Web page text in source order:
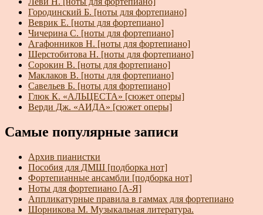
Городинский Б. [ноты для фортепиано]
Веврик Е. [ноты для фортепиано]
Чичерина С. [ноты для фортепиано]
Агафонников Н. [ноты для фортепиано]
Шерстобитова Н. [ноты для фортепиано]
Сорокин В. [ноты для фортепиано]
Маклаков В. [ноты для фортепиано]
Савельев Б. [ноты для фортепиано]
Глюк К. «АЛЬЦЕСТА» [сюжет оперы]
Верди Дж. «АИДА» [сюжет оперы]
Самые популярные записи
Архив пианистки
Пособия для ДМШ [подборка нот]
Фортепианные ансамбли [подборка нот]
Ноты для фортепиано [А-Я]
Аппликатурные правила в гаммах для фортепиано
Шорникова М. Музыкальная литература.